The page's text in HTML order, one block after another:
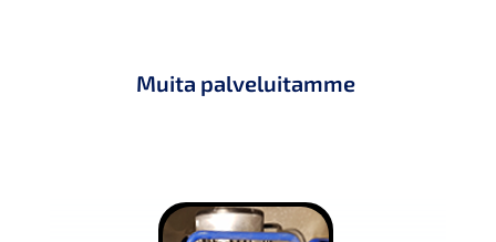
Muita palveluitamme